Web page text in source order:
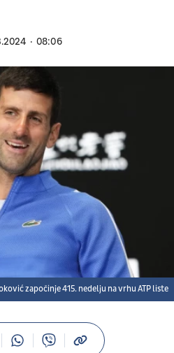
08:06
započinje 415. nedelju na vrhu ATP liste